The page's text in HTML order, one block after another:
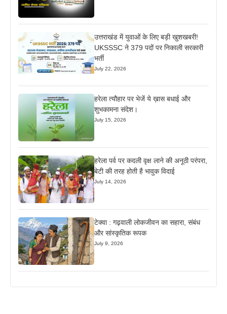
उत्तराखंड में युवाओं के लिए बड़ी खुशखबरी!
UKSSSC ने 379 पदों पर निकाली सरकारी
भर्ती
July 22, 2026
हरेला त्यौहार पर भेजें ये ख़ास बधाई और
शुभकामना संदेश।
July 15, 2026
हरेला पर्व पर कदली वृक्ष लाने की अनूठी परंपरा,
बेटी की तरह होती है भावुक विदाई
July 14, 2026
टेक्वा : गढ़वाली लोकजीवन का सहारा, संबंध
और सांस्कृतिक रूपक
July 9, 2026